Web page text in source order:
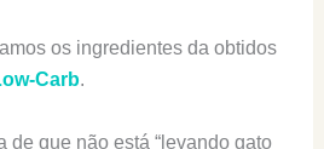
os ingredientes da obtidos
Carb.
de que não está “levando gato